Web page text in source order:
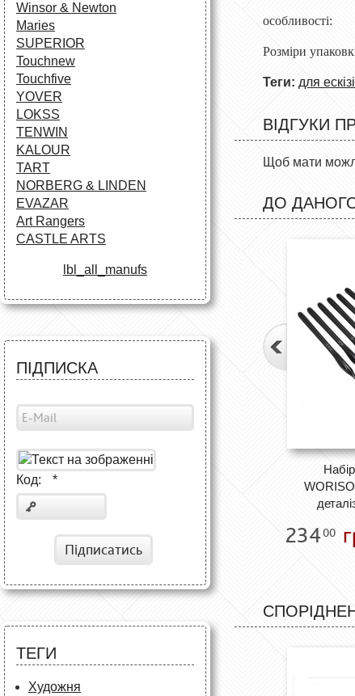
Winsor & Newton
Maries
SUPERIOR
Touchnew
Touchfive
YOVER
LOKSS
TENWIN
KALOUR
TART
NORBERG & LINDEN
EVAZAR
Art Rangers
CASTLE ARTS
lbl_all_manufs
ПІДПИСКА
Код: *
Підписатись
ТЕГИ
Художня
Розміри
Теги: для
ВІДГУКИ
Щоб мати
ДО
23400